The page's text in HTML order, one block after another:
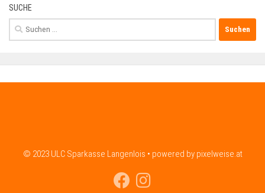
SUCHE
Suchen
nach:
© 2023 ULC Sparkasse Langenlois • powered by pixelweise.at